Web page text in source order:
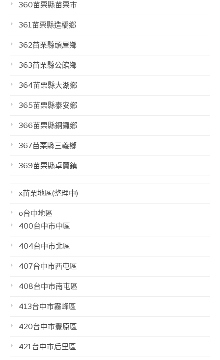
360苗栗縣苗栗市
361苗栗縣造橋鄉
362苗栗縣頭屋鄉
363苗栗縣公館鄉
364苗栗縣大湖鄉
365苗栗縣泰安鄉
366苗栗縣銅鑼鄉
367苗栗縣三義鄉
369苗栗縣卓蘭鎮
x苗栗地區(整理中)
o台中地區
400台中市中區
404台中市北區
407台中市西屯區
408台中市南屯區
413台中市霧峰區
420台中市豐原區
421台中市后里區